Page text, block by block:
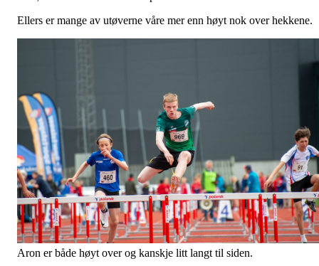
Ellers er mange av utøverne våre mer enn høyt nok over hekkene.
Aron er både høyt over og kanskje litt langt til siden.